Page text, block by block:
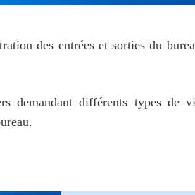
des entrées et sorties du
demandant différents types